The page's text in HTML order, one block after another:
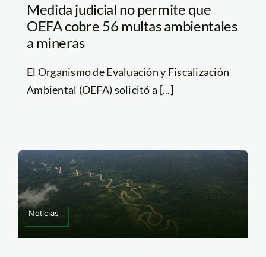
Medida judicial no permite que
OEFA cobre 56 multas ambientales
a mineras
El Organismo de Evaluación y Fiscalización
Ambiental (OEFA) solicitó a [...]
Noticias